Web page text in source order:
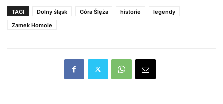
TAGI Dolny śląsk Góra Ślęża historie
legendy
Zamek Homole